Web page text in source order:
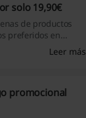
solo 19,90€
de productos
preferidos en
Leer más
promocional